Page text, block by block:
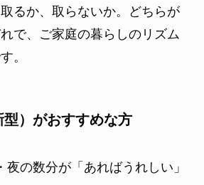
るか、取らないか。どちらが
で、ご家庭の暮らしのリズム
。
）がおすすめな方
夜の数分が「あればうれしい」